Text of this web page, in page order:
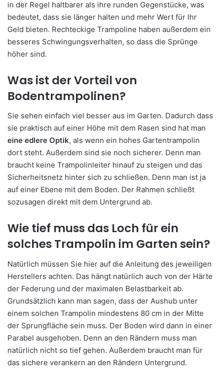
in der Regel haltbarer als ihre runden Gegenstücke, was
bedeutet, dass sie länger halten und mehr Wert für Ihr
Geld bieten. Rechteckige Trampoline haben außerdem ein
besseres Schwingungsverhalten, so dass die Sprünge
höher sind.
Was ist der Vorteil von
Bodentrampolinen?
Sie sehen einfach viel besser aus im Garten. Dadurch dass
sie praktisch auf einer Höhe mit dem Rasen sind hat man
eine edlere Optik, als wenn ein hohes Gartentrampolin
dort steht. Außerdem sind sie noch sicherer. Denn man
braucht keine Trampolinleiter hinauf zu steigen und das
Sicherheitsnetz hinter sich zu schließen. Denn man ist ja
auf einer Ebene mit dem Boden. Der Rahmen schließt
sozusagen direkt mit dem Untergrund ab.
Wie tief muss das Loch für ein
solches Trampolin im Garten sein?
Natürlich müssen Sie hier auf die Anleitung des jeweiligen
Herstellers achten. Das hängt natürlich auch von der Härte
der Federung und der maximalen Belastbarkeit ab.
Grundsätzlich kann man sagen, dass der Aushub unter
einem solchen Trampolin mindestens 80 cm in der Mitte
der Sprungfläche sein muss. Der Boden wird dann in einer
Parabel ausgehoben. Denn an den Rändern muss man
natürlich nicht so tief gehen. Außerdem braucht man für
das sichere verankern an den Rändern Untergrund.